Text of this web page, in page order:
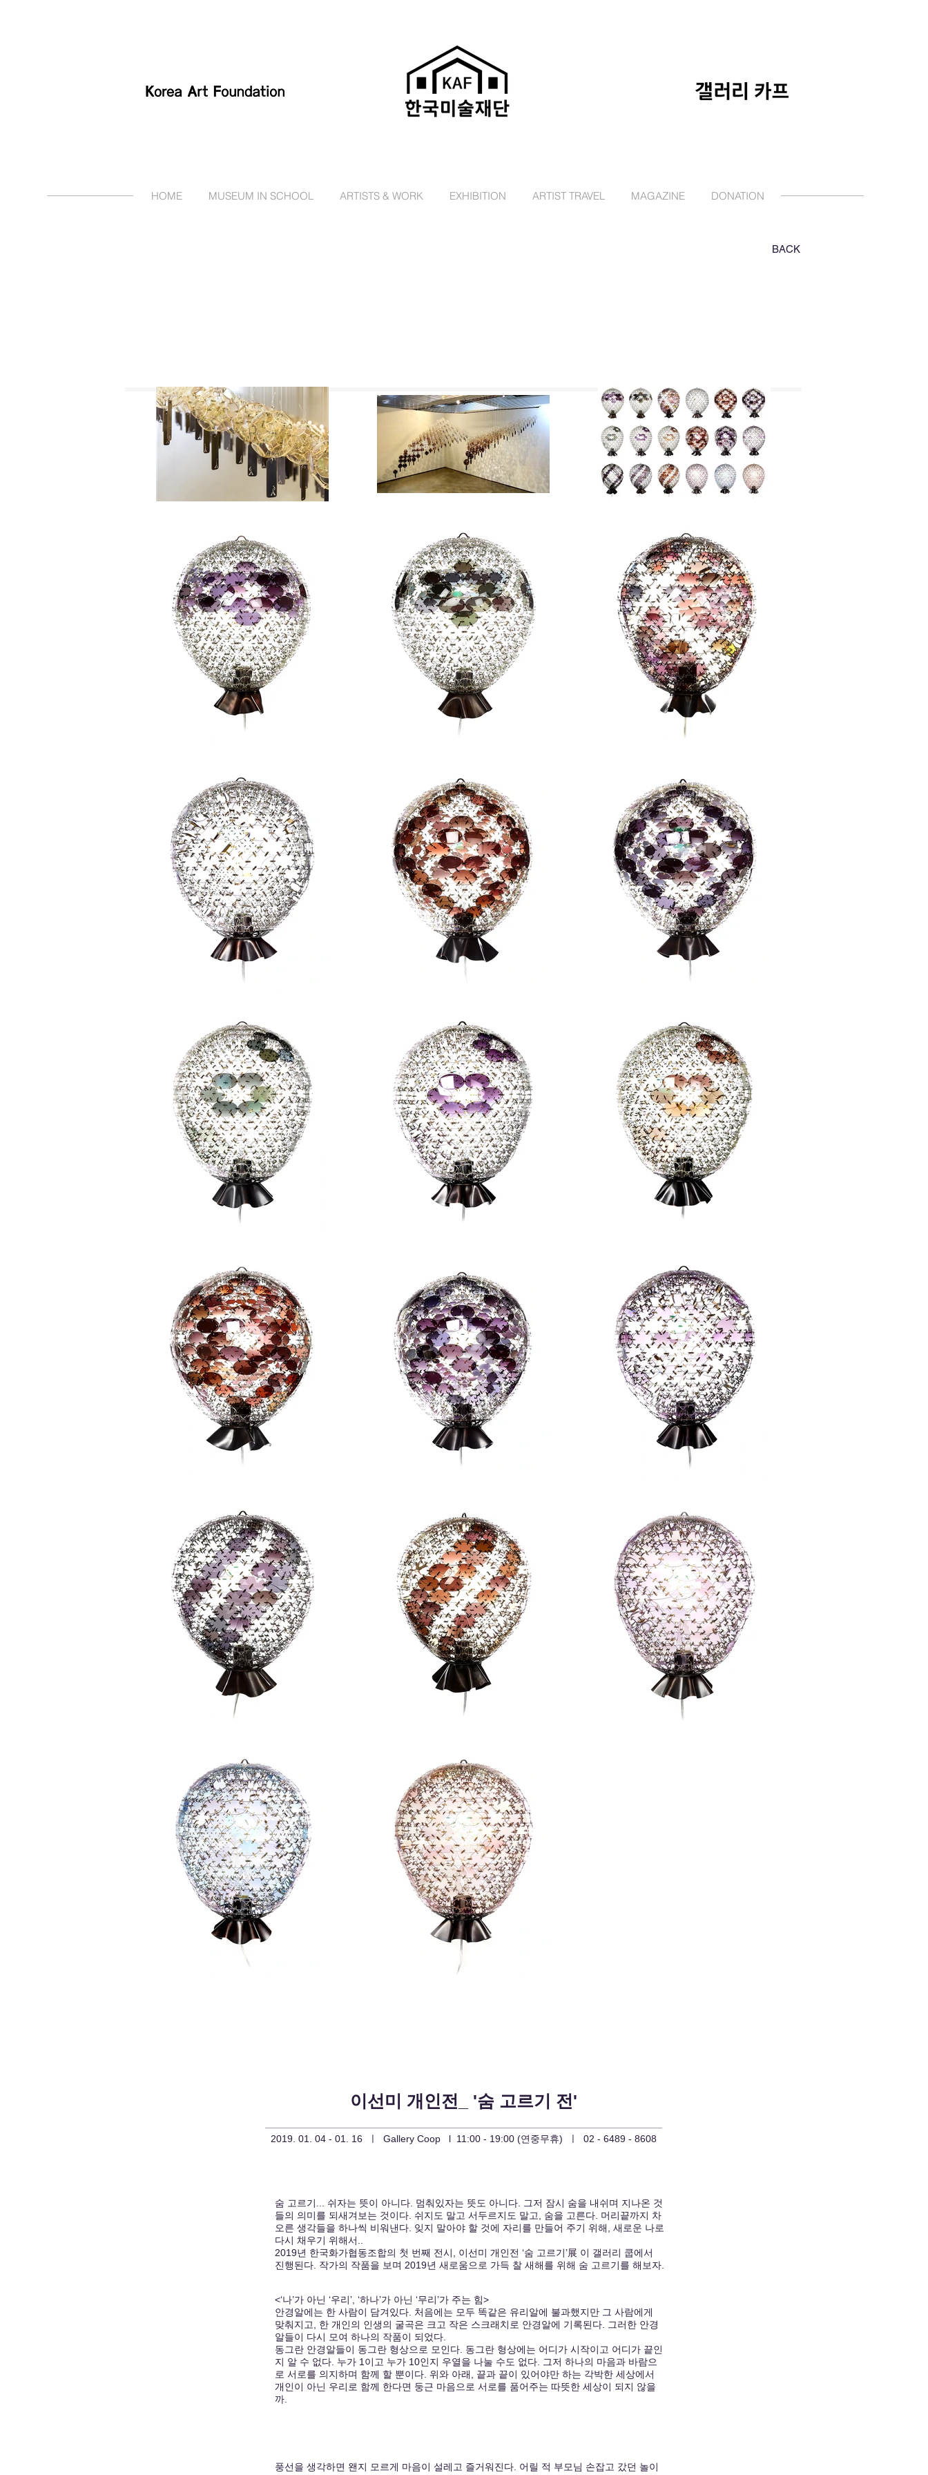
HOME MUSEUM IN SCHOOL ARTISTS & WORK EXHIBITION ARTIST TRAVEL MAGAZINE DONATION
BACK
이선미 개인전_ '숨 고르기 전'
2019. 01. 04 - 01. 16 ㅣ Gallery Coop l 11:00 - 19:00 (연중무휴) ㅣ 02 - 6489 - 8608
숨 고르기... 쉬자는 뜻이 아니다. 멈춰있자는 뜻도 아니다. 그저 잠시 숨을 내쉬며 지나온 것
들의 의미를 되새겨보는 것이다. 쉬지도 말고 서두르지도 말고, 숨을 고른다. 머리끝까지 차
오른 생각들을 하나씩 비워낸다. 잊지 말아야 할 것에 자리를 만들어 주기 위해, 새로운 나로
다시 채우기 위해서..
2019년 한국화가협동조합의 첫 번째 전시, 이선미 개인전 ‘숨 고르기’展 이 갤러리 쿱에서
진행된다. 작가의 작품을 보며 2019년 새로움으로 가득 찰 새해를 위해 숨 고르기를 해보자.
<‘나’가 아닌 ‘우리’, ‘하나’가 아닌 ‘무리’가 주는 힘>
안경알에는 한 사람이 담겨있다. 처음에는 모두 똑같은 유리알에 불과했지만 그 사람에게
맞춰지고, 한 개인의 인생의 굴곡은 크고 작은 스크래치로 안경알에 기록된다. 그러한 안경
알들이 다시 모여 하나의 작품이 되었다.
동그란 안경알들이 동그란 형상으로 모인다. 동그란 형상에는 어디가 시작이고 어디가 끝인
지 알 수 없다. 누가 1이고 누가 10인지 우열을 나눌 수도 없다. 그저 하나의 마음과 바람으
로 서로를 의지하며 함께 할 뿐이다. 위와 아래, 끝과 끝이 있어야만 하는 각박한 세상에서
개인이 아닌 우리로 함께 한다면 둥근 마음으로 서로를 품어주는 따뜻한 세상이 되지 않을
까.
풍선을 생각하면 왠지 모르게 마음이 설레고 즐거워진다. 어릴 적 부모님 손잡고 갔던 놀이